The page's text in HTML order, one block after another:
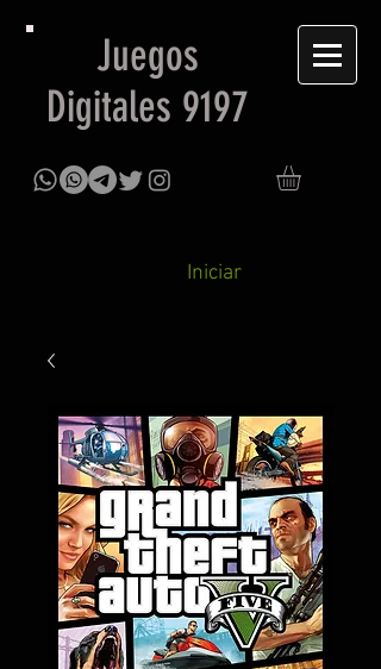
Juegos
Digitales 9197
Iniciar